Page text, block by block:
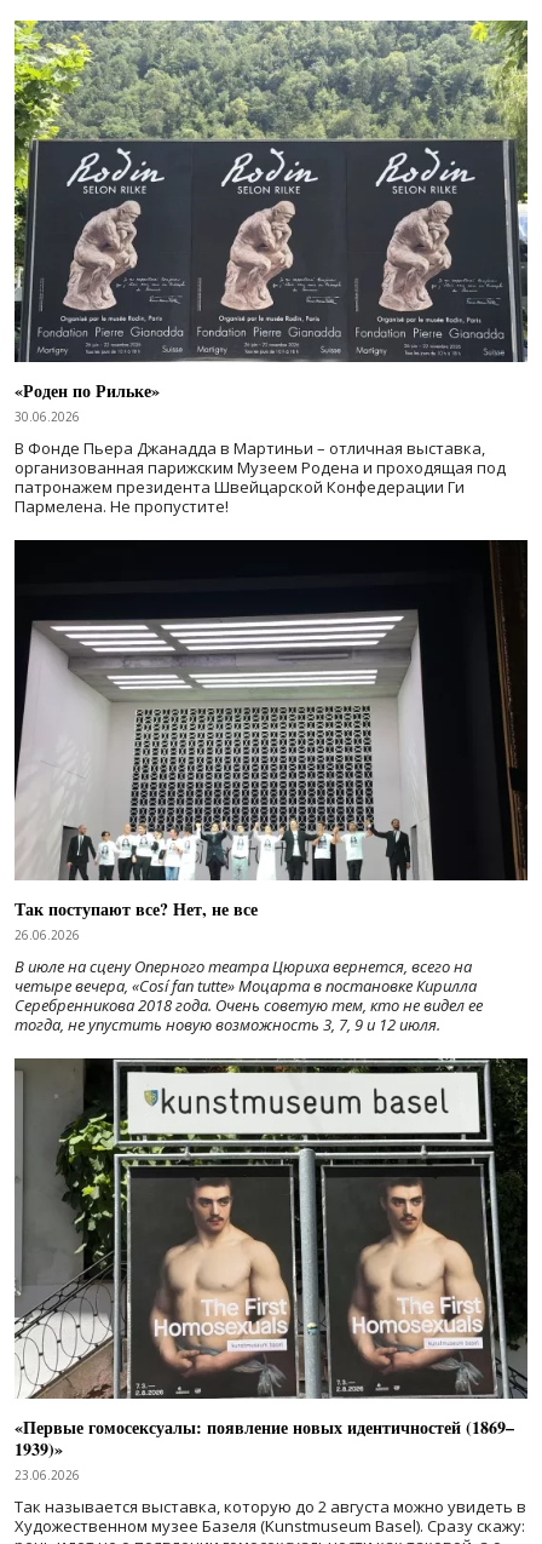
«Роден по Рильке»
30.06.2026
В Фонде Пьера Джанадда в Мартиньи – отличная выставка,
организованная парижским Музеем Родена и проходящая под
патронажем президента Швейцарской Конфедерации Ги
Пармелена. Не пропустите!
Так поступают все? Нет, не все
26.06.2026
В июле на сцену Оперного театра Цюриха вернется, всего на
четыре вечера, «Cosí fan tutte» Моцарта в постановке Кирилла
Серебренникова 2018 года. Очень советую тем, кто не видел ее
тогда, не упустить новую возможность 3, 7, 9 и 12 июля.
«Первые гомосексуалы: появление новых идентичностей (1869–
1939)»
23.06.2026
Так называется выставка, которую до 2 августа можно увидеть в
Художественном музее Базеля (Kunstmuseum Basel). Сразу скажу: